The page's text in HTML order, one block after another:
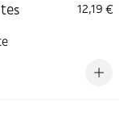
12,19 €